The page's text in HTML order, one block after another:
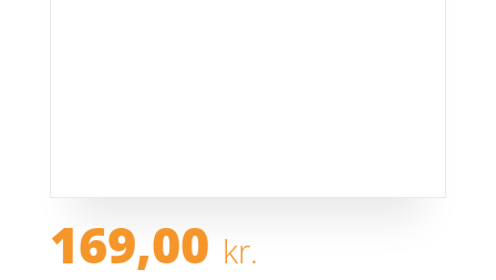
169,00 kr.